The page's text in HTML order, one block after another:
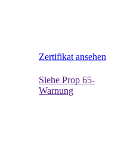
Zertifikat ansehen
Siehe Prop 65-
Warnung